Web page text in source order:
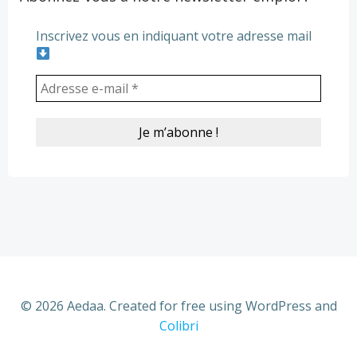
Inscrivez vous en indiquant votre adresse mail
© 2026 Aedaa. Created for free using WordPress and
Colibri